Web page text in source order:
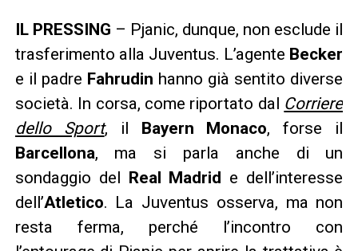
IL PRESSING – Pjanic, dunque, non esclude il
trasferimento alla Juventus. L’agente Becker
e il padre Fahrudin hanno già sentito diverse
società. In corsa, come riportato dal Corriere
dello Sport, il Bayern Monaco, forse il
Barcellona, ma si parla anche di un
sondaggio del
Real Madrid e dell’interesse
dell’Atletico. La Juventus osserva, ma non
resta ferma, perché l’incontro con